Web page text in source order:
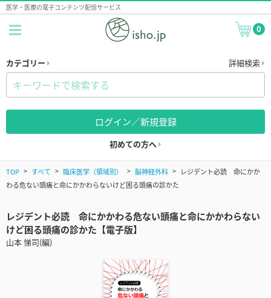
医学・医療の電子コンテンツ配信サービス
0
カテゴリー 詳細検索
ログイン／新規登録
初めての方へ
TOP すべて 臨床医学（領域別） 脳神経外科
レジデント必読 命にかか
わる危ない頭痛と命にかかわらないけど困る頭痛の診かた
レジデント必読 命にかかわる危ない頭痛と命にかかわらない
けど困る頭痛の診かた【電子版】
山本 悌司(編)